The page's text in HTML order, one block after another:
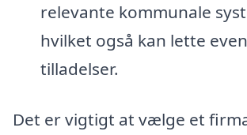
relevante kommunale
hvilket også kan lette
tilladelser.
Det er vigtigt at vælge et